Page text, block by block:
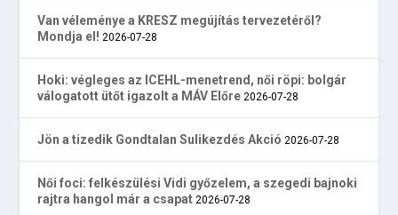
Van véleménye a KRESZ megújítás tervezetéről?
Mondja el! 2026-07-28
Hoki: végleges az ICEHL-menetrend, női röpi: bolgár
válogatott ütőt igazolt a MÁV Előre 2026-07-28
Jön a tizedik Gondtalan Sulikezdés Akció 2026-07-28
Női foci: felkészülési Vidi győzelem, a szegedi bajnoki
rajtra hangol már a csapat 2026-07-28